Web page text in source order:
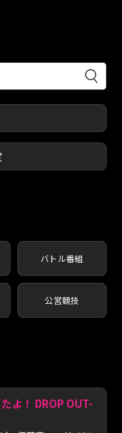
バトル番組
公営競技
よ！ DROP OUT-